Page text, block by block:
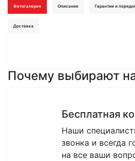
Фотогалерея Описание Гарантии и
Доставка
Почему выбирают
Бесплатная
Наши
звонка и всегда
на все ваши